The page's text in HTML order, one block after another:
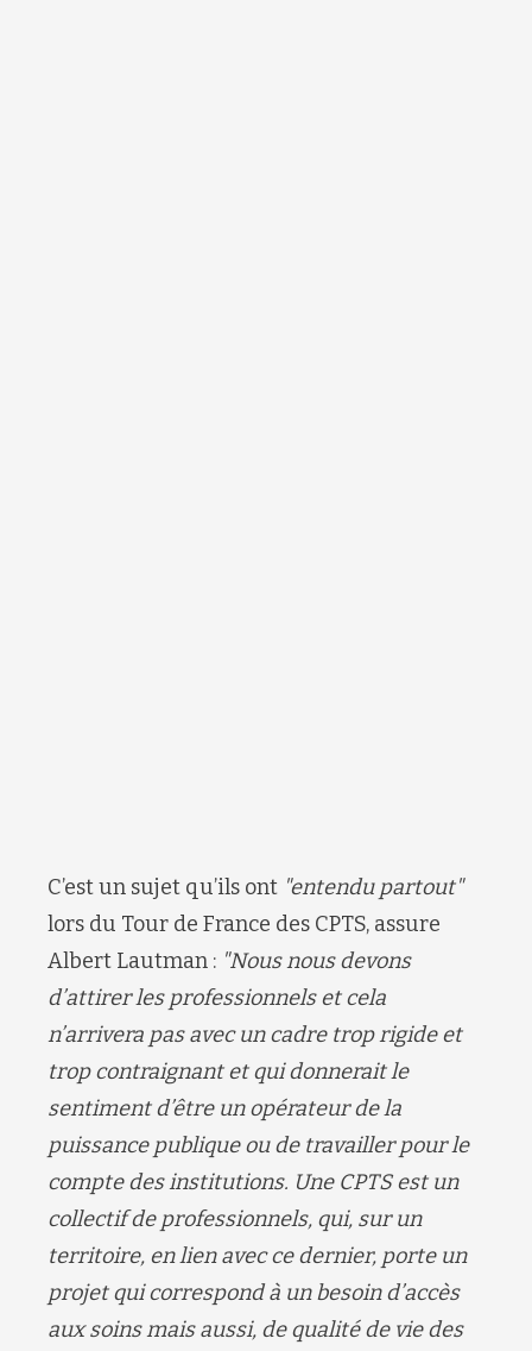
C’est un sujet qu’ils ont "entendu partout"
lors du Tour de France des CPTS, assure
Albert Lautman : "Nous nous devons
d’attirer les professionnels et cela
n’arrivera pas avec un cadre trop rigide et
trop contraignant et qui donnerait le
sentiment d’être un opérateur de la
puissance publique ou de travailler pour le
compte des institutions. Une CPTS est un
collectif de professionnels, qui, sur un
territoire, en lien avec ce dernier, porte un
projet qui correspond à un besoin d’accès
aux soins mais aussi, de qualité de vie des